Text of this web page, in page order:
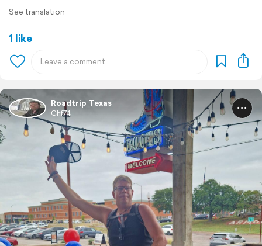
See translation
1 like
Roadtrip Texas
Chf74